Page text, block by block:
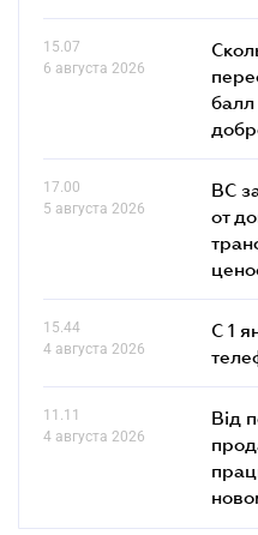
15.07
6 августа 2026
17.00
5 августа 2026
ВС
от
15.44
4 августа 2026
С 1
11.11
4 августа 2026
Від